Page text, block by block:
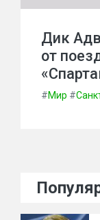
Дик
от
#Мир #